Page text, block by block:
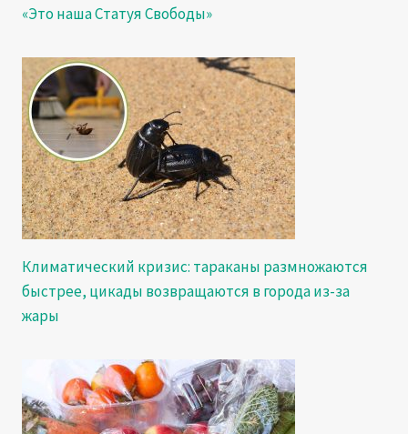
«Это наша Статуя Свободы»
Климатический кризис: тараканы размножаются
быстрее, цикады возвращаются в города из-за
жары